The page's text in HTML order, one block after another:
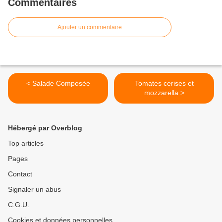
Commentaires
Ajouter un commentaire
< Salade Composée
Tomates cerises et
mozzarella >
Hébergé par Overblog
Top articles
Pages
Contact
Signaler un abus
C.G.U.
Cookies et données personnelles